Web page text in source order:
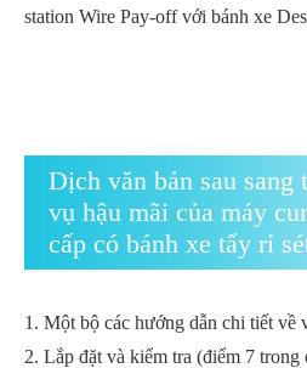
station Wire Pay-off với bánh xe
Dịch văn bản sau
vụ hậu mãi của máy
cấp có bánh xe tẩy rỉ
1. Một bộ các hướng dẫn chi tiết về
2. Lắp đặt và kiểm tra (điểm 7 trong